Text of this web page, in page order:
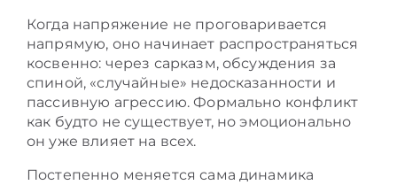
Когда напряжение не проговаривается
напрямую, оно начинает распространяться
косвенно: через сарказм, обсуждения за
спиной, «случайные» недосказанности и
пассивную агрессию. Формально конфликт
как будто не существует, но эмоционально
он уже влияет на всех.
Постепенно меняется сама динамика